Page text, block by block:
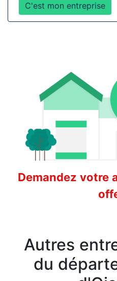
C'est mon entreprise
Demandez votre
Autres
du